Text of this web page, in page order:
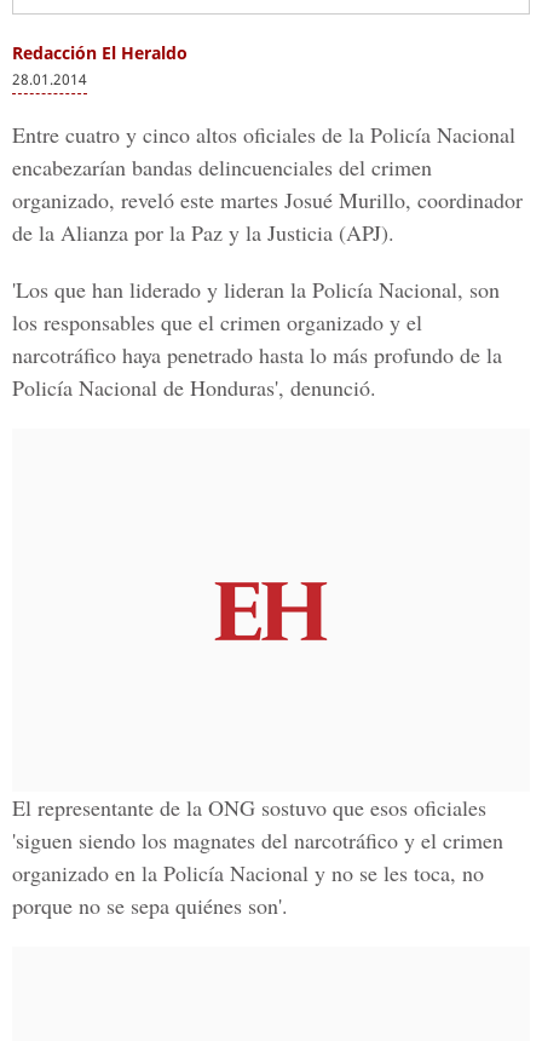
Redacción El Heraldo
28.01.2014
Entre cuatro y cinco altos oficiales de la Policía Nacional
encabezarían bandas delincuenciales del crimen
organizado, reveló este martes Josué Murillo, coordinador
de la Alianza por la Paz y la Justicia (APJ).
'Los que han liderado y lideran la Policía Nacional, son
los responsables que el crimen organizado y el
narcotráfico haya penetrado hasta lo más profundo de la
Policía Nacional de Honduras', denunció.
El representante de la ONG sostuvo que esos oficiales
'siguen siendo los magnates del narcotráfico y el crimen
organizado en la Policía Nacional y no se les toca, no
porque no se sepa quiénes son'.